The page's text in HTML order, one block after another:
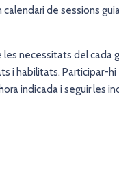
de sessions
necessitats del cada
i habilitats. Participar-
indicada i seguir les